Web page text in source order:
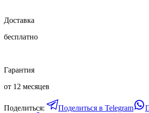
Доставка
бесплатно
Гарантия
от 12 месяцев
Поделиться: Поделиться в Telegram